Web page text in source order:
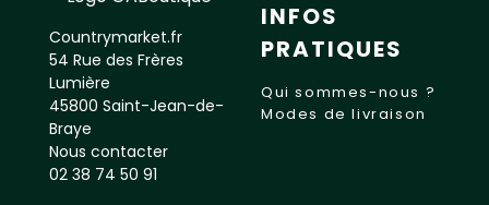
Countrymarket.fr
54 Rue des Frères
Lumière
45800 Saint-Jean-de-
Braye
Nous contacter
02 38 74 50 91
INFOS
PRATIQUES
Qui sommes-nous ?
Modes de livraison